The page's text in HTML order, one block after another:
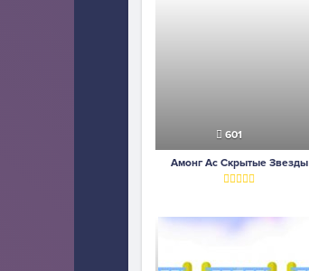
601
Амонг Ас Скрытые Звезды